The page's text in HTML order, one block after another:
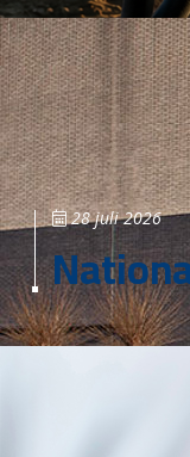
28 juli 2026